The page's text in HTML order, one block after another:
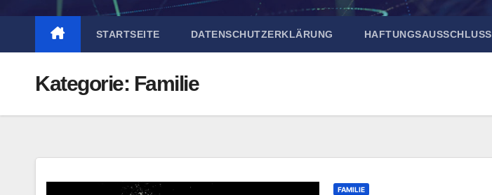
STARTSEITE DATENSCHUTZERKLÄRUNG HAFTUNGSAUSSCHLUSS
Kategorie: Familie
FAMILIE